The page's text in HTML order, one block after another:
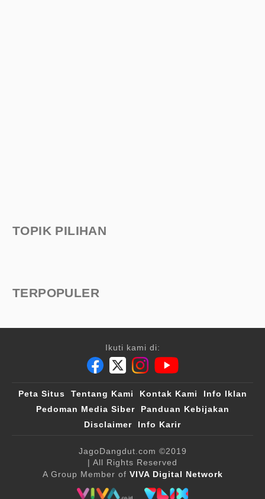
TOPIK PILIHAN
TERPOPULER
Ikuti kami di:
Peta Situs Tentang Kami Kontak Kami
Info Iklan
Pedoman Media Siber
Panduan Kebijakan
Disclaimer
Info Karir
JagoDangdut.com ©2019
| All Rights Reserved
A Group Member of VIVA Digital Network